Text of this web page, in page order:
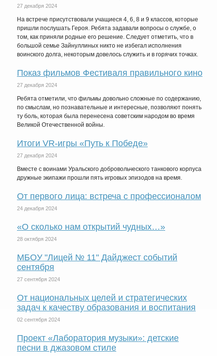
27 декабря 2024
На встрече присутствовали учащиеся 4, 6, 8 и 9 классов, которые
пришли послушать Героя. Ребята задавали вопросы о службе, о
том, как приняли родные его решение. Следует отметить, что в
большой семье Зайнуллиных никто не избегал исполнения
воинского долга, некоторым довелось служить и в горячих точках.
Показ фильмов Фестиваля правильного кино
27 декабря 2024
Ребята отметили, что фильмы довольно сложные по содержанию,
по смыслам, но познавательные и интересные, позволяют понять
ту боль, которая была перенесена советским народом во время
Великой Отечественной войны.
Итоги VR-игры «Путь к Победе»
27 декабря 2024
Вместе с воинами Уральского добровольческого танкового корпуса
дружные экипажи прошли пять игровых эпизодов на время.
От первого лица: встреча с профессионалом
24 декабря 2024
«О сколько нам открытий чудных…»
28 октября 2024
МБОУ "Лицей № 11" Дайджест событий
сентября
27 сентября 2024
От национальных целей и стратегических
задач к качеству образования и воспитания
02 сентября 2024
Проект «Лаборатория музыки»: детские
песни в джазовом стиле